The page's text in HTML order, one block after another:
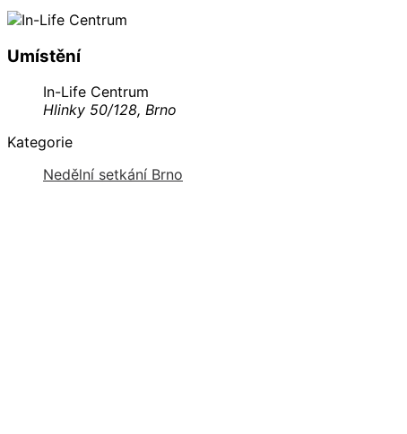
Umístění
In-Life Centrum
Hlinky 50/128, Brno
Kategorie
Nedělní setkání Brno